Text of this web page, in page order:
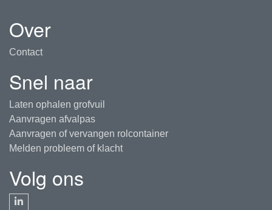
Over
Contact
Snel naar
Laten ophalen grofvuil
Aanvragen afvalpas
Aanvragen of vervangen rolcontainer
Melden probleem of klacht
Volg ons